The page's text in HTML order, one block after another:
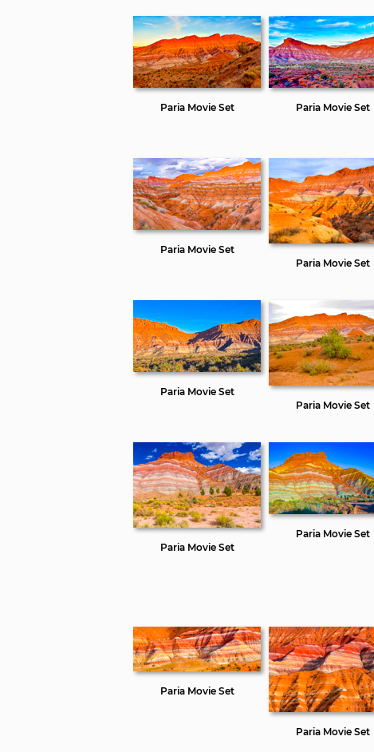
Paria Movie Set Paria Movie Set
Paria Movie Set
Paria Movie Set
Paria Movie Set
Paria Movie Set
Paria Movie Set
Paria Movie Set
Paria Movie Set
Paria Movie Set